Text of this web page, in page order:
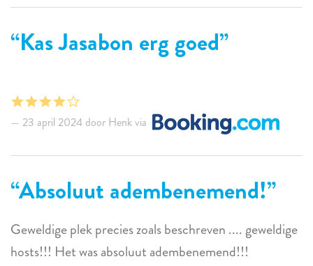
Kas Jasabon erg goed
23 april 2024 door Henk via
Absoluut adembenemend!
Geweldige plek precies zoals beschreven .... geweldige
hosts!!! Het was absoluut adembenemend!!!